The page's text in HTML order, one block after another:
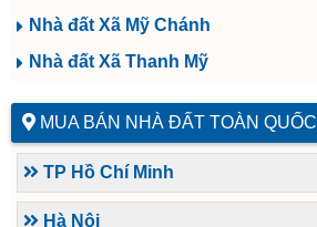
Nhà đất Xã Mỹ Chánh
Nhà đất Xã Thanh Mỹ
MUA BÁN NHÀ ĐẤT TOÀN QUỐC
TP Hồ Chí Minh
Hà Nội